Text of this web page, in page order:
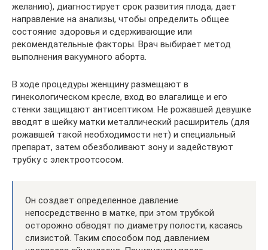
желанию), диагностирует срок развития плода, дает
направление на анализы, чтобы определить общее
состояние здоровья и сдерживающие или
рекомендательные факторы. Врач выбирает метод
выполнения вакуумного аборта.
В ходе процедуры женщину размещают в
гинекологическом кресле, вход во влагалище и его
стенки защищают антисептиком. Не рожавшей девушке
вводят в шейку матки металлический расширитель (для
рожавшей такой необходимости нет) и специальный
препарат, затем обезболивают зону и задействуют
трубку с электроотсосом.
Он создает определенное давление
непосредственно в матке, при этом трубкой
осторожно обводят по диаметру полости, касаясь
слизистой. Таким способом под давлением